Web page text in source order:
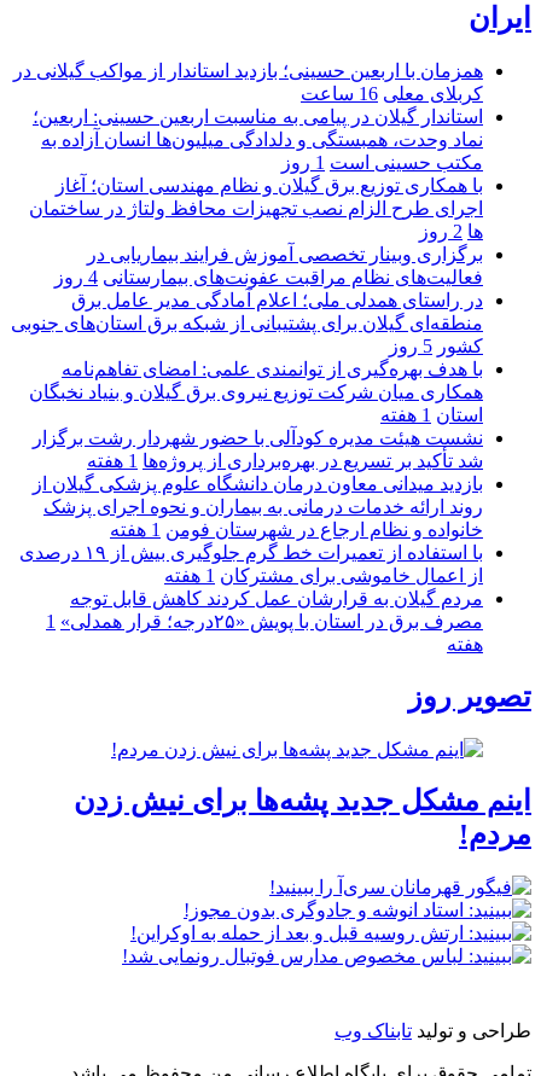
ایران
همزمان با اربعین حسینی؛ بازدید استاندار از مواکب گیلانی در
کربلای معلی 16 ساعت
استاندار گیلان در پیامی به مناسبت اربعین حسینی: اربعین؛
نماد وحدت، همبستگی و دلدادگی میلیون‌ها انسان آزاده به
مکتب حسینی است 1 روز
با همکاری توزیع برق گیلان و نظام مهندسی استان؛ آغاز
اجرای طرح الزام نصب تجهیزات محافظ ولتاژ در ساختمان
ها 2 روز
برگزاری وبینار تخصصی آموزش فرایند بیماریابی در
فعالیت‌های نظام مراقبت عفونت‌های بیمارستانی 4 روز
در راستای همدلی ملی؛ اعلام آمادگی مدیر عامل برق
منطقه‌ای گیلان برای پشتیبانی از شبكه برق استان‌های جنوبی
كشور 5 روز
با هدف بهره‌گیری از توانمندی علمی: امضای تفاهم‌نامه
همكاری میان شركت توزیع نیروی برق گیلان و بنیاد نخبگان
استان 1 هفته
نشست هیئت مدیره کودآلی با حضور شهردار رشت برگزار
شد تأکید بر تسریع در بهره‌برداری از پروژه‌ها 1 هفته
بازدید میدانی معاون درمان دانشگاه علوم پزشکی گیلان از
روند ارائه خدمات درمانی به بیماران و نحوه اجرای پزشک
خانواده و نظام ارجاع در شهرستان فومن 1 هفته
با استفاده از تعمیرات خط گرم جلوگیری بیش از ۱۹ درصدی
از اعمال خاموشی برای مشتركان 1 هفته
مردم گیلان به قرارشان عمل کردند كاهش قابل توجه
مصرف برق در استان با پویش «۲۵درجه؛ قرار همدلی»
1
هفته
تصویر روز
اینم مشکل جدید پشه‌ها برای نیش زدن
مردم!
طراحی و تولید تابناک وب